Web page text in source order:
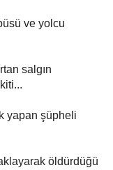
ve yolcu
salgın
yapan şüpheli
öldürdüğü